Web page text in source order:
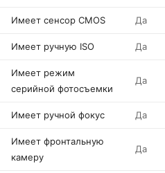
Имеет сенсор CMOS Да
Имеет ручную ISO Да
Имеет режим
серийной фотосъемки
Да
Имеет ручной фокус Да
Имеет фронтальную
камеру
Да